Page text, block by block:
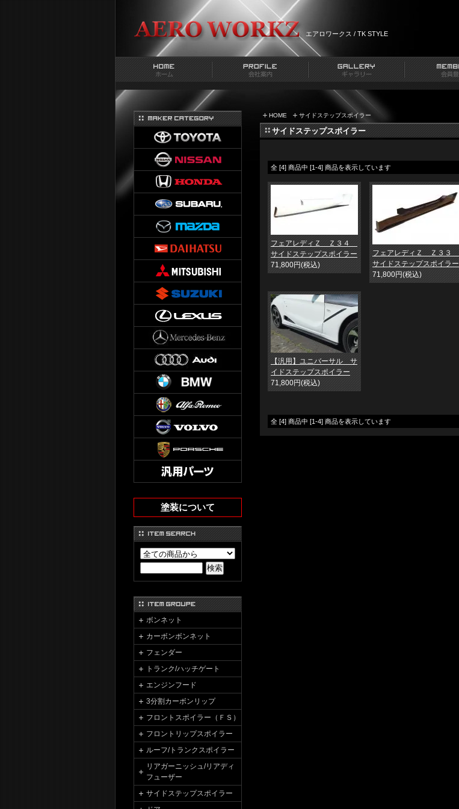
エアロワークス / TK STYLE
HOME サイドステップスポイラー
サイドステップスポイラー
全 [4] 商品中 [1-4] 商品を表示しています
フェアレディＺ Ｚ３４
サイドステップスポイラー
71,800円(税込)
フェアレディＺ Ｚ３３
サイドステップスポイラー
71,800円(税込)
【汎用】ユニバーサル サ
イドステップスポイラー
71,800円(税込)
全 [4] 商品中 [1-4] 商品を表示しています
塗装について
ボンネット
カーボンボンネット
フェンダー
トランク/ハッチゲート
エンジンフード
3分割カーボンリップ
フロントスポイラー（ＦＳ）
フロントリップスポイラー
ルーフ/トランクスポイラー
リアガーニッシュ/リアディ
フューザー
サイドステップスポイラー